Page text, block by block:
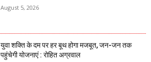
August 5, 2026
युवा शक्ति के दम पर हर बूथ होगा मजबूत, जन-जन तक
पहुंचेगी योजनाएं : रोहित अग्रवाल